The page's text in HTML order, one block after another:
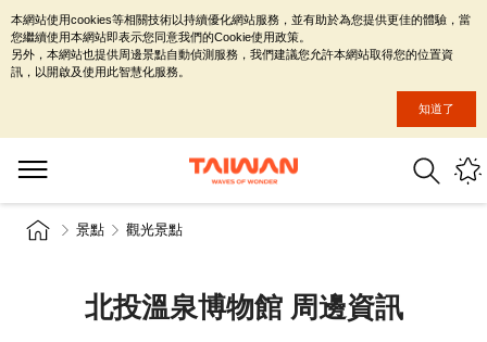
景點 觀光景點
北投溫泉博物館 周邊資訊
本網站使用cookies等相關技術以持續優化網站服務，並有助於為您提供更佳的體驗，當
您繼續使用本網站即表示您同意我們的Cookie使用政策。
另外，本網站也提供周邊景點自動偵測服務，我們建議您允許本網站取得您的位置資
訊，以開啟及使用此智慧化服務。
知道了